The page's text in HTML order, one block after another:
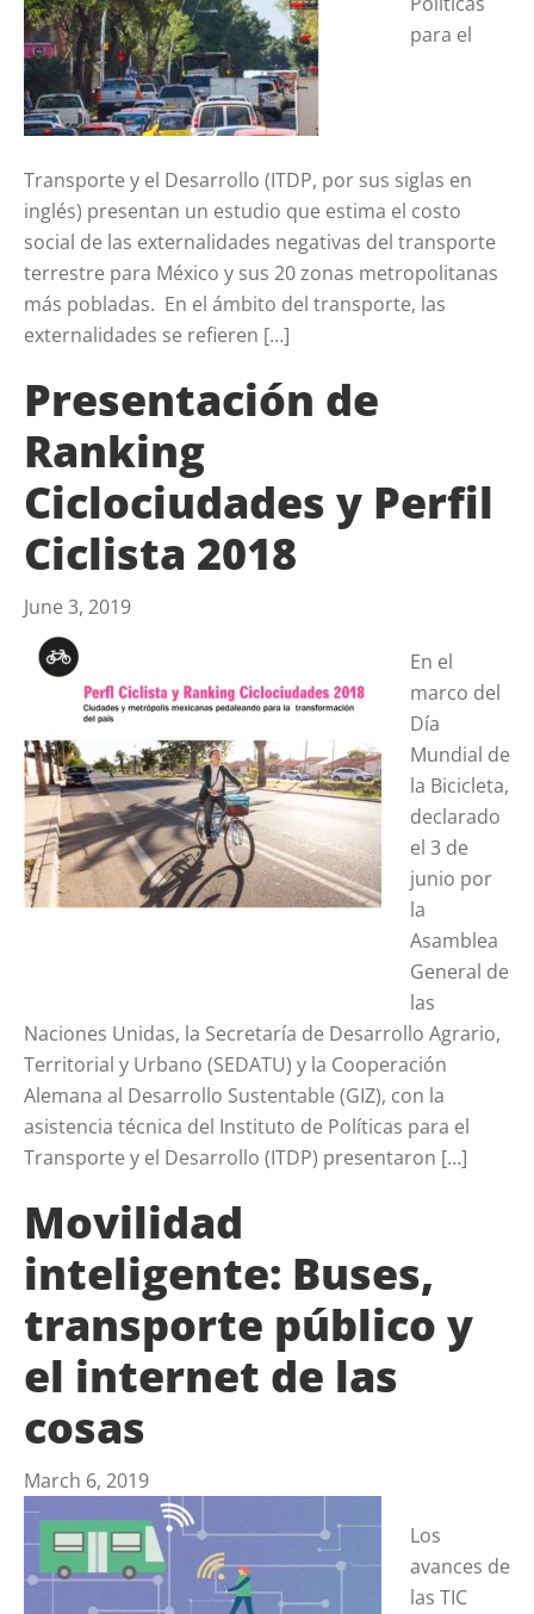
para el
Transporte y el Desarrollo (ITDP, por sus siglas en
inglés) presentan un estudio que estima el costo
social de las externalidades negativas del transporte
terrestre para México y sus 20 zonas metropolitanas
más pobladas. En el ámbito del transporte, las
externalidades se refieren […]
Presentación de
Ranking
Ciclociudades y Perfil
Ciclista 2018
June 3, 2019
En el
marco del
Día
Mundial de
la Bicicleta,
declarado
el 3 de
junio por
la
Asamblea
General de
las
Naciones Unidas, la Secretaría de Desarrollo Agrario,
Territorial y Urbano (SEDATU) y la Cooperación
Alemana al Desarrollo Sustentable (GIZ), con la
asistencia técnica del Instituto de Políticas para el
Transporte y el Desarrollo (ITDP) presentaron […]
Movilidad
inteligente: Buses,
transporte público y
el internet de las
cosas
March 6, 2019
Los
avances de
las TIC